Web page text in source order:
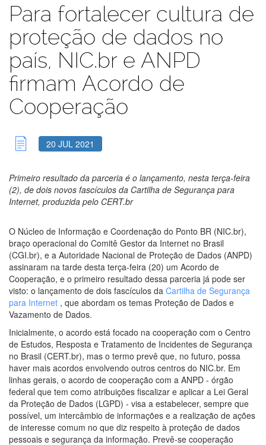
Para fortalecer cultura de
proteção de dados no
país, NIC.br e ANPD
firmam Acordo de
Cooperação
20 JUL 2021
Primeiro resultado da parceria é o lançamento, nesta terça-feira
(2), de dois novos fascículos da Cartilha de Segurança para
Internet, produzida pelo CERT.br
O Núcleo de Informação e Coordenação do Ponto BR (NIC.br),
braço operacional do Comitê Gestor da Internet no Brasil
(CGI.br), e a Autoridade Nacional de Proteção de Dados (ANPD)
assinaram na tarde desta terça-feira (20) um Acordo de
Cooperação, e o primeiro resultado dessa parceria já pode ser
visto: o lançamento de dois fascículos da Cartilha de Segurança
para Internet , que abordam os temas Proteção de Dados e
Vazamento de Dados.
Inicialmente, o acordo está focado na cooperação com o Centro
de Estudos, Resposta e Tratamento de Incidentes de Segurança
no Brasil (CERT.br), mas o termo prevê que, no futuro, possa
haver mais acordos envolvendo outros centros do NIC.br. Em
linhas gerais, o acordo de cooperação com a ANPD - órgão
federal que tem como atribuições fiscalizar e aplicar a Lei Geral
da Proteção de Dados (LGPD) - visa a estabelecer, sempre que
possível, um intercâmbio de informações e a realização de ações
de interesse comum no que diz respeito à proteção de dados
pessoais e segurança da informação. Prevê-se cooperação